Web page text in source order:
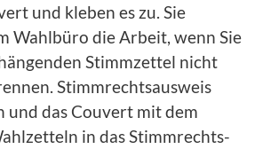
und kleben es zu. Sie
Wahlbüro die Arbeit, wenn Sie
Stimmzettel nicht
Stimmrechtsausweis
und das Couvert mit dem
in das Stimmrechts-